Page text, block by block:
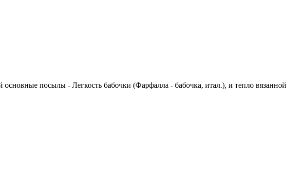
посылы - Легкость бабочки (Фарфалла - бабочка, итал.), и тепло вязанной